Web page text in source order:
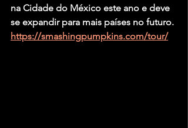
na Cidade do México este ano e deve
se expandir para mais países no futuro.
https://smashingpumpkins.com/tour/